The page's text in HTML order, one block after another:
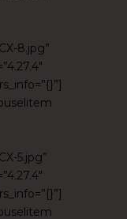
8.jpg”
5.jpg”